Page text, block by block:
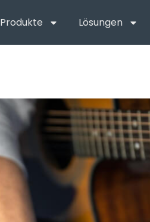
Produkte Lösungen